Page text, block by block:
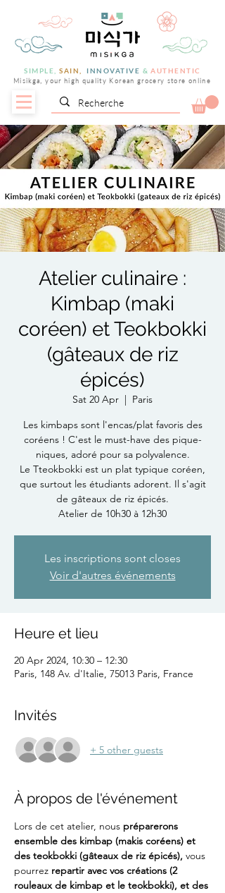
SIMPLE, SAIN, INNOVATIVE & AUTHENTIC
Misikga, your high quality Korean grocery store online
Atelier culinaire :
Kimbap (maki
coréen) et Teokbokki
(gâteaux de riz
épicés)
Sat 20 Apr
  |
Paris
Les kimbaps sont l'encas/plat favoris des
coréens ! C'est le must-have des pique-
niques, adoré pour sa polyvalence.
Le Tteokbokki est un plat typique coréen,
que surtout les étudiants adorent. Il s'agit
de gâteaux de riz épicés.
Atelier de 10h30 à 12h30
Les inscriptions sont closes
Voir d'autres événements
Heure et lieu
20 Apr 2024, 10:30 – 12:30
Paris, 148 Av. d'Italie, 75013 Paris, France
Invités
+ 5 other guests
À propos de l'événement
Lors de cet atelier, nous préparerons
ensemble des kimbap (makis coréens) et
des teokbokki (gâteaux de riz épicés), vous
pourrez repartir avec vos créations (2
rouleaux de kimbap et le teokbokki), et des